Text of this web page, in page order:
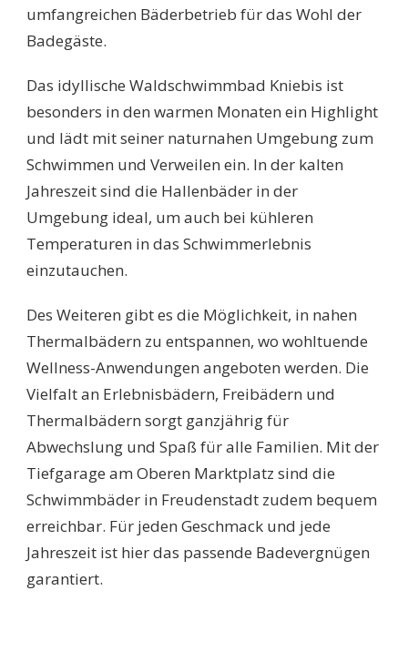
umfangreichen Bäderbetrieb für das Wohl der
Badegäste.
Das idyllische Waldschwimmbad Kniebis ist
besonders in den warmen Monaten ein Highlight
und lädt mit seiner naturnahen Umgebung zum
Schwimmen und Verweilen ein. In der kalten
Jahreszeit sind die Hallenbäder in der
Umgebung ideal, um auch bei kühleren
Temperaturen in das Schwimmerlebnis
einzutauchen.
Des Weiteren gibt es die Möglichkeit, in nahen
Thermalbädern zu entspannen, wo wohltuende
Wellness-Anwendungen angeboten werden. Die
Vielfalt an Erlebnisbädern, Freibädern und
Thermalbädern sorgt ganzjährig für
Abwechslung und Spaß für alle Familien. Mit der
Tiefgarage am Oberen Marktplatz sind die
Schwimmbäder in Freudenstadt zudem bequem
erreichbar. Für jeden Geschmack und jede
Jahreszeit ist hier das passende Badevergnügen
garantiert.